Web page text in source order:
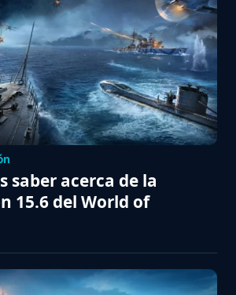
saber acerca de la
15.6 del World of